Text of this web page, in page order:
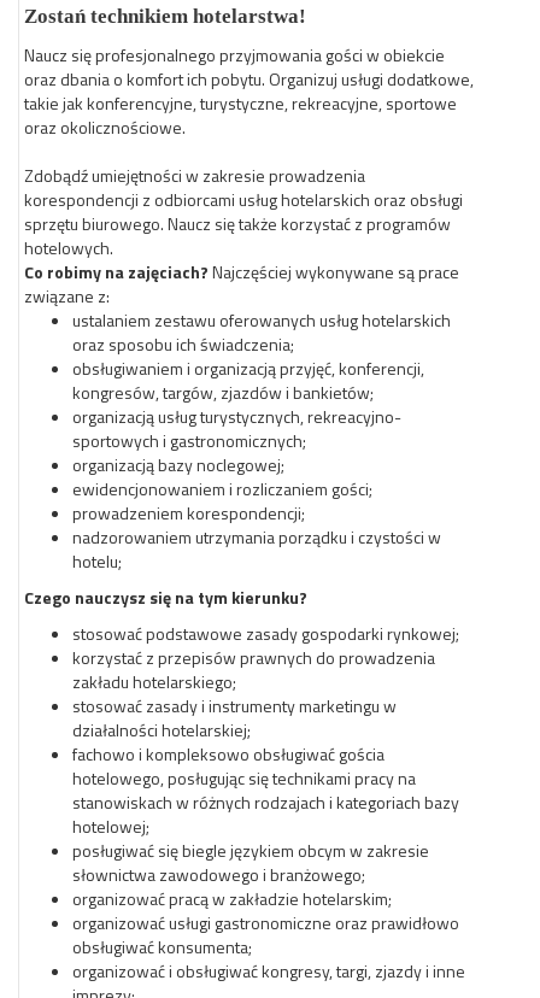
Zostań technikiem hotelarstwa!
Naucz się profesjonalnego przyjmowania gości w obiekcie
oraz dbania o komfort ich pobytu. Organizuj usługi dodatkowe,
takie jak konferencyjne, turystyczne, rekreacyjne, sportowe
oraz okolicznościowe.
Zdobądź umiejętności w zakresie prowadzenia
korespondencji z odbiorcami usług hotelarskich oraz obsługi
sprzętu biurowego. Naucz się także korzystać z programów
hotelowych.
Co robimy na zajęciach?Najczęściej wykonywane są prace
związane z:
ustalaniem zestawu oferowanych usług hotelarskich
oraz sposobu ich świadczenia;
obsługiwaniem i organizacją przyjęć, konferencji,
kongresów, targów, zjazdów i bankietów;
organizacją usług turystycznych, rekreacyjno-
sportowych i gastronomicznych;
organizacją bazy noclegowej;
ewidencjonowaniem i rozliczaniem gości;
prowadzeniem korespondencji;
nadzorowaniem utrzymania porządku i czystości w
hotelu;
Czego nauczysz się na tym kierunku?
stosować podstawowe zasady gospodarki rynkowej;
korzystać z przepisów prawnych do prowadzenia
zakładu hotelarskiego;
stosować zasady i instrumenty marketingu w
działalności hotelarskiej;
fachowo i kompleksowo obsługiwać gościa
hotelowego, posługując się technikami pracy na
stanowiskach w różnych rodzajach i kategoriach bazy
hotelowej;
posługiwać się biegle językiem obcym w zakresie
słownictwa zawodowego i branżowego;
organizować pracą w zakładzie hotelarskim;
organizować usługi gastronomiczne oraz prawidłowo
obsługiwać konsumenta;
organizować i obsługiwać kongresy, targi, zjazdy i inne